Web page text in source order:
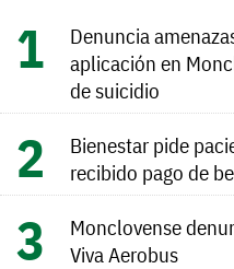
Denuncia
aplicación en
de suicidio
Bienestar pide
recibido pago de
Monclovense
Viva Aerobus